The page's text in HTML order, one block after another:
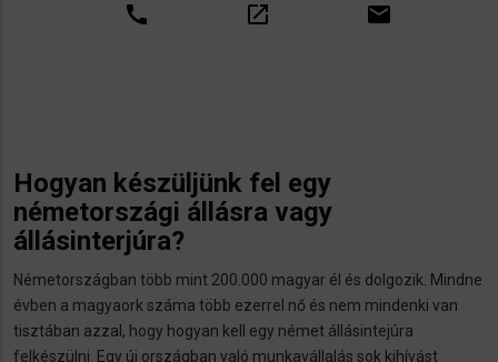
call open_in_new email
Hogyan készüljünk fel egy
németországi állásra vagy
állásinterjúra?
Németországban több mint 200.000 magyar él és dolgozik. Mindne
évben a magyaork száma több ezerrel nő és nem mindenki van
tisztában azzal, hogy hogyan kell egy német állásintejúra
felkészülni. Egy új országban való munkavállalás sok kihívást